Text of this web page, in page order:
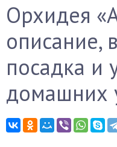
Орхидея
описание,
посадка и
домашних